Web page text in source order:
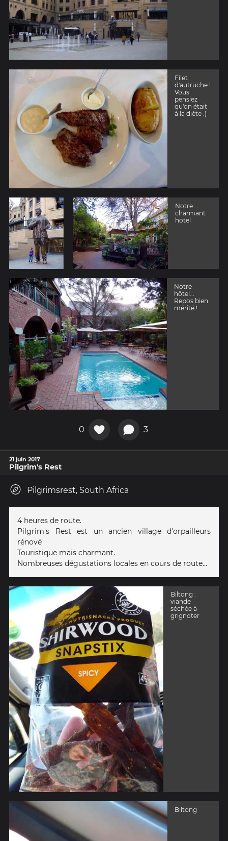
Filet
d'autruche !
Vous
pensiez
qu'on était
à la diète :)
Notre
charmant
hotel
Notre
hôtel...
Repos bien
mérité !
0 3
21 juin 2017
Pilgrim's Rest
Pilgrimsrest, South Africa
4 heures de route.
Pilgrim's Rest est un ancien village d'orpailleurs
rénové
Touristique mais charmant.
Nombreuses dégustations locales en cours de route...
Biltong :
viande
séchée à
grignoter
Biltong